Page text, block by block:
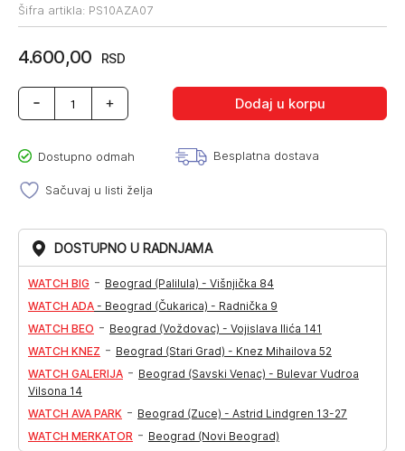
Šifra artikla: PS10AZA07
4.600,00 RSD
La
Petite
PS10AZA07
količina
Dodaj u korpu
Dostupno odmah Besplatna dostava
Sačuvaj u listi želja
DOSTUPNO U RADNJAMA
WATCH BIG - Beograd (Palilula) - Višnjička 84
WATCH ADA - Beograd (Čukarica) - Radnička 9
WATCH BEO - Beograd (Voždovac) - Vojislava Ilića 141
WATCH KNEZ - Beograd (Stari Grad) - Knez Mihailova 52
WATCH GALERIJA - Beograd (Savski Venac) - Bulevar Vudroa
Vilsona 14
WATCH AVA PARK - Beograd (Zuce) - Astrid Lindgren 13-27
WATCH MERKATOR - Beograd (Novi Beograd)